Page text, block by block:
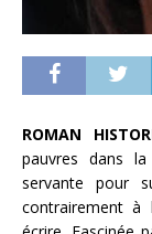
ROMAN
pauvres dans
servante pour
contrairement à